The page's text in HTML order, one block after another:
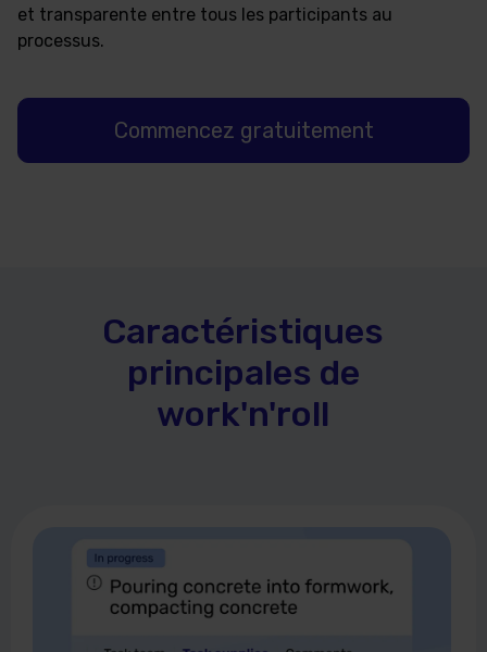
et transparente entre tous les participants au
processus.
Commencez gratuitement
Caractéristiques
principales de
work'n'roll